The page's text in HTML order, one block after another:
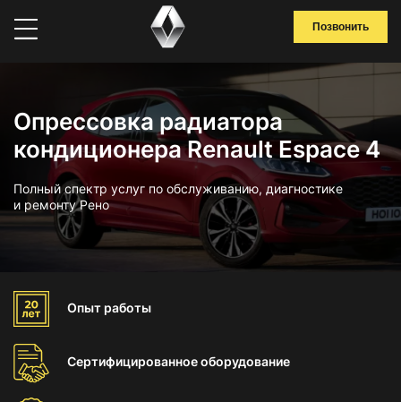
Позвонить
Опрессовка радиатора
кондиционера Renault Espace 4
Полный спектр услуг по обслуживанию, диагностике
и ремонту Рено
Опыт работы
Сертифицированноеоборудование